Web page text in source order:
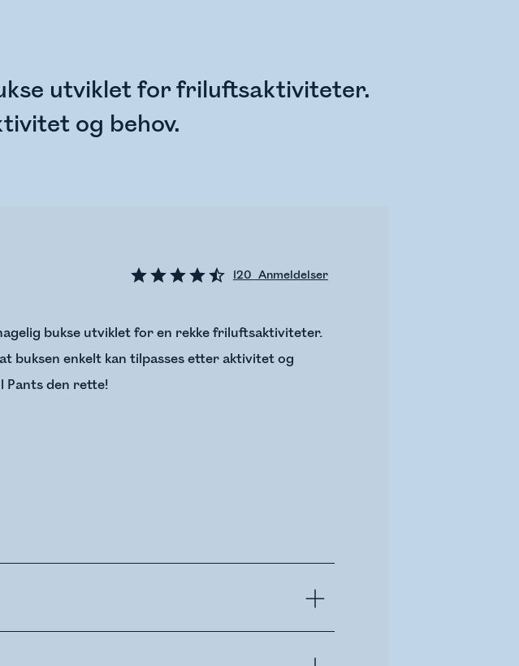
utviklet for friluftsaktiviteter.
og behov.
120 Anmeldelser
bukse utviklet for en rekke friluftsaktiviteter.
buksen enkelt kan tilpasses etter aktivitet og
Pants den rette!